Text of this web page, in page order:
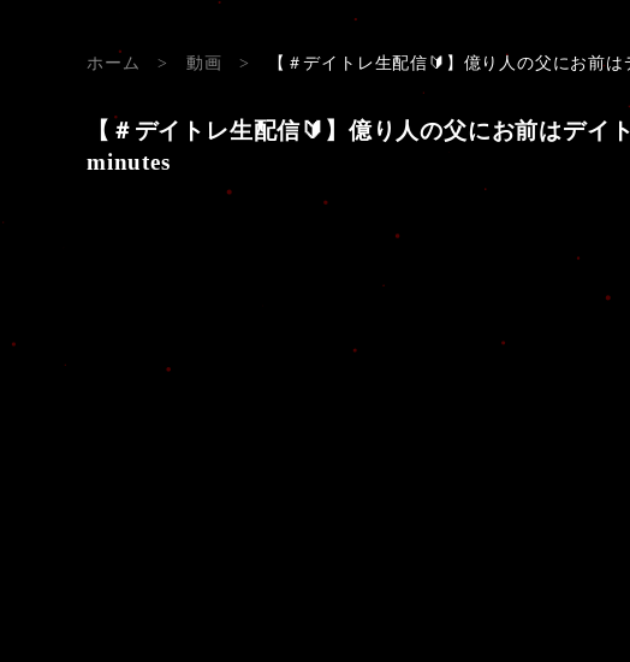
ホーム > 動画 > 【＃デイトレ生配信🔰】億り人の父にお前
【＃デイトレ生配信🔰】億り人の父にお前はデ
minutes